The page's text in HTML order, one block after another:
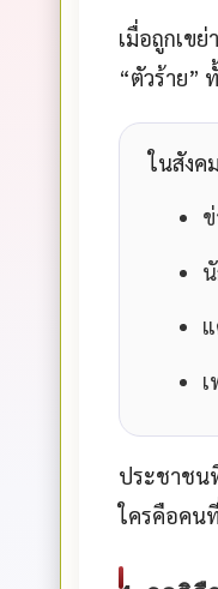
เมื่อถูกเข
“ตัวร้าย”
ในสังค
ประชาชน
ใครคือคน